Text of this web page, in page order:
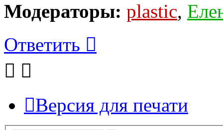
Модераторы: plastic,
Ответить
Версия для печати